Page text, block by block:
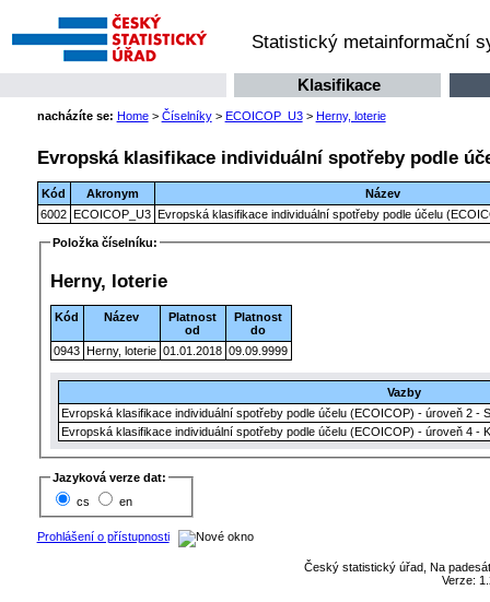
Statistický metainformační
Klasifikace
nacházíte se: Home> Číselníky> ECOICOP_U3> Herny, loterie
Evropská klasifikace individuální spotřeby podle
Kód Akronym
Název
6002 ECOICOP_U3 Evropská klasifikace individuální spotřeby podle účelu
Položka číselníku:
Herny, loterie
Kód Název
Platnost
od
Platnost
do
0943 Herny, loterie 01.01.2018 09.09.9999
Vazby
Evropská klasifikace individuální spotřeby podle účelu (ECOICOP) - úroveň 2 -
Evropská klasifikace individuální spotřeby podle účelu (ECOICOP) - úroveň 4 -
Jazyková verze dat:
cs
en
Prohlášení o přístupnosti
Český statistický úřad, Na
Verze: